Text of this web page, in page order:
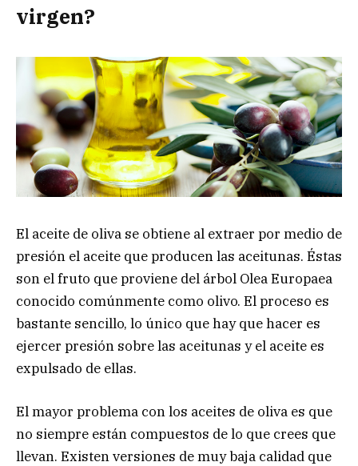
virgen?
El aceite de oliva se obtiene al extraer por medio de
presión el aceite que producen las aceitunas. Éstas
son el fruto que proviene del árbol Olea Europaea
conocido comúnmente como olivo. El proceso es
bastante sencillo, lo único que hay que hacer es
ejercer presión sobre las aceitunas y el aceite es
expulsado de ellas.
El mayor problema con los aceites de oliva es que
no siempre están compuestos de lo que crees que
llevan. Existen versiones de muy baja calidad que